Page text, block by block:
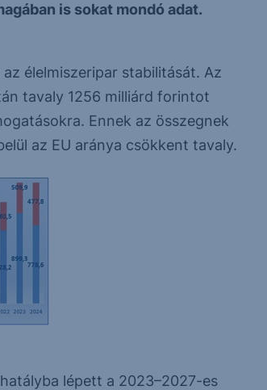
is sokat mondó adat.
élelmiszeripar stabilitását. Az
tavaly 1256 milliárd forintot
Ennek az összegnek
az EU aránya csökkent tavaly.
lépett a 2023–2027-es